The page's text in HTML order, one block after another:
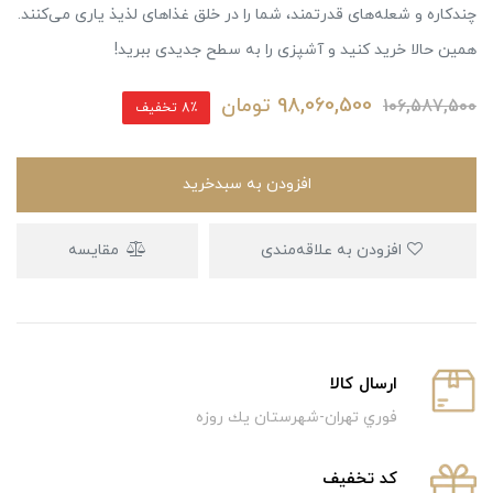
چندکاره و شعله‌های قدرتمند، شما را در خلق غذاهای لذیذ یاری می‌کنند.
همین حالا خرید کنید و آشپزی را به سطح جدیدی ببرید!
106,587,500
98,060,500 تومان 8٪ تخفیف
افزودن به سبدخرید
مقایسه
ارسال كالا
فوري تهران-شهرستان يك روزه
كد تخفيف